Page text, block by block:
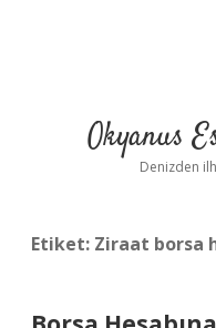
Okyanus
Denizden
Etiket: Ziraat borsa